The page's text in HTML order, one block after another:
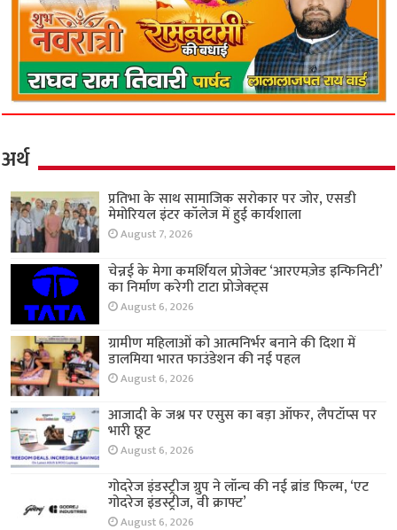
अर्थ
प्रतिभा के साथ सामाजिक सरोकार पर जोर, एसडी
मेमोरियल इंटर कॉलेज में हुई कार्यशाला
August 7, 2026
चेन्नई के मेगा कमर्शियल प्रोजेक्ट ‘आरएमज़ेड इन्फिनिटी’
का निर्माण करेगी टाटा प्रोजेक्ट्स
August 6, 2026
ग्रामीण महिलाओं को आत्मनिर्भर बनाने की दिशा में
डालमिया भारत फाउंडेशन की नई पहल
August 6, 2026
आजादी के जश्न पर एसुस का बड़ा ऑफर, लैपटॉप्स पर
भारी छूट
August 6, 2026
गोदरेज इंडस्ट्रीज ग्रुप ने लॉन्च की नई ब्रांड फिल्म, ‘एट
गोदरेज इंडस्ट्रीज, वी क्राफ्ट’
August 6, 2026